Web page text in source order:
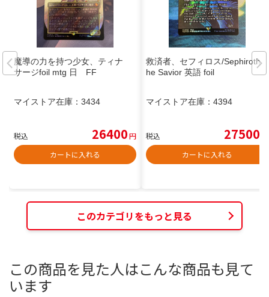
魔導の力を持つ少女、ティナ
サージfoil mtg 日 FF
マイストア在庫： 3434
税込 26400円
カートに入れる
救済者、セフィロス/Sephiroth, t
he Savior 英語 foil
マイストア在庫： 4394
税込 27500
カートに入れる
このカテゴリをもっと見る
この商品を見た人はこんな商品も見て
います